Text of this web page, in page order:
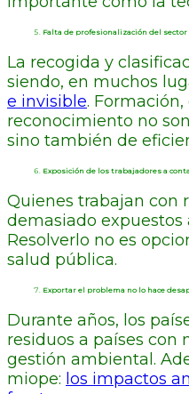
Falta de profesionalización del sector
La recogida y
siendo, en muchos
e invisible.
reconocimiento no
sino también de
Exposición de los trabajadores a
Quienes trabajan con
demasiado expuestos
Resolverlo no es
salud pública.
Exportar el problema no lo hace
Durante años, los
residuos a países con
gestión ambiental.
miope: los impactos